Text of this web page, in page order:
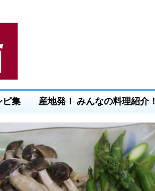
ピ集 産地発！ みんなの料理紹介！